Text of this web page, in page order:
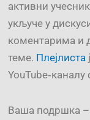
активни
укључе у
коментарима и
теме. Плејлиста
Ваша подршка –